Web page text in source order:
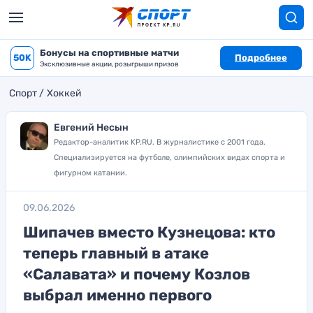
50K Бонусы на спортивные матчи
Эксклюзивные акции, розыгрыши призов
Подробнее
Спорт Хоккей
Евгений Несын
Редактор-аналитик KP.RU. В журналистике с 2001 года.
Специализируется на футболе, олимпийских видах спорта и
фигурном катании.
09.06.2026
Шипачев вместо Кузнецова: кто
теперь главный в атаке
«Салавата» и почему Козлов
выбрал именно первого